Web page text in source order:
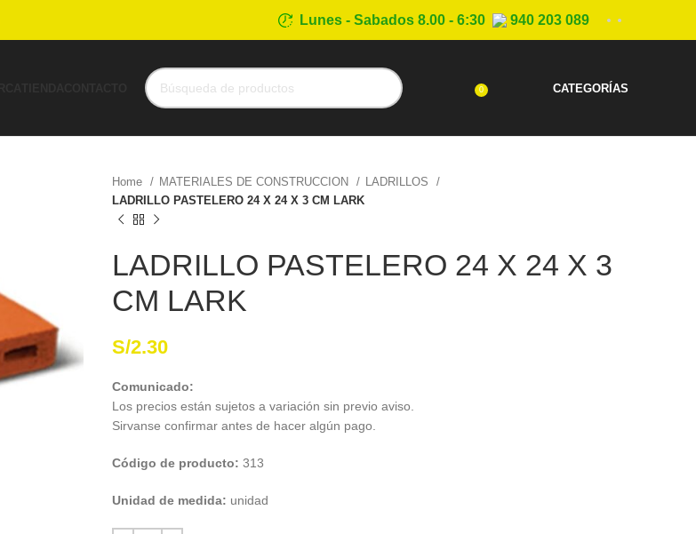
Lunes - Sabados 8.00 - 6:30 940 203 089
0 CATEGORÍAS
Home MATERIALES DE CONSTRUCCION
LADRILLOS
LADRILLO PASTELERO 24 X 24 X 3 CM LARK
LADRILLO PASTELERO 24 X 24 X 3
CM LARK
S/2.30
Comunicado:
Los precios están sujetos a variación sin previo aviso.
Sirvanse confirmar antes de hacer algún pago.
Código de producto: 313
Unidad de medida: unidad